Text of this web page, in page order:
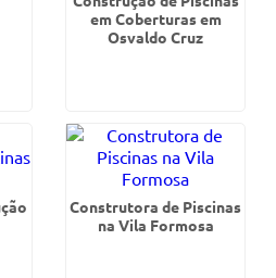
em Coberturas em
Osvaldo Cruz
Construtora de Piscinas
na Vila Formosa